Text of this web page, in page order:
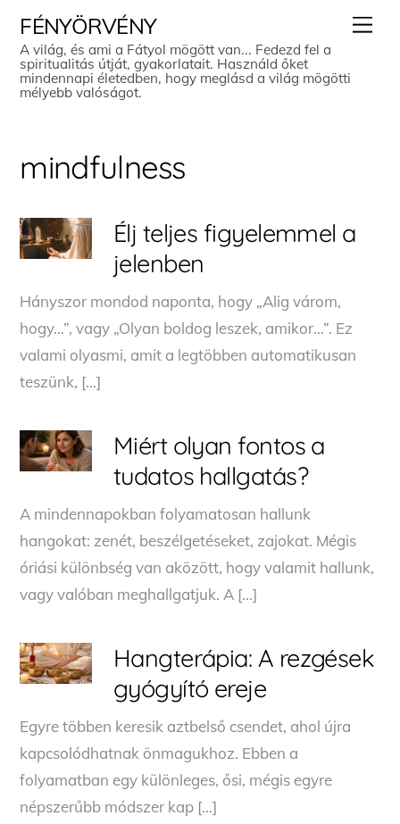
content
FÉNYÖRVÉNY
A világ, és ami a Fátyol mögött van... Fedezd fel a
spiritualitás útját, gyakorlatait. Használd őket
mindennapi életedben, hogy meglásd a világ mögötti
mélyebb valóságot.
mindfulness
Élj teljes figyelemmel a
jelenben
Hányszor mondod naponta, hogy „Alig várom,
hogy…”, vagy „Olyan boldog leszek, amikor…”. Ez
valami olyasmi, amit a legtöbben automatikusan
teszünk, […]
Miért olyan fontos a
tudatos hallgatás?
A mindennapokban folyamatosan hallunk
hangokat: zenét, beszélgetéseket, zajokat. Mégis
óriási különbség van aközött, hogy valamit hallunk,
vagy valóban meghallgatjuk. A […]
Hangterápia: A rezgések
gyógyító ereje
Egyre többen keresik aztbelső csendet, ahol újra
kapcsolódhatnak önmagukhoz. Ebben a
folyamatban egy különleges, ősi, mégis egyre
népszerűbb módszer kap […]